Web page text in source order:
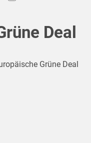
Deal
Grüne Deal